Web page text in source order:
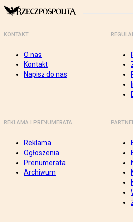
KONTAKT
O nas
Kontakt
Napisz do nas
REKLAMA I PRENUMERATA
Reklama
Ogłoszenia
Prenumerata
Archiwum